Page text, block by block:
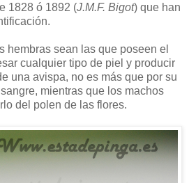
1828 ó 1892 (J.M.F. Bigot) que han
hembras sean las que poseen el
cualquier tipo de piel y producir
una avispa, no es más que por su
mientras que los machos
del polen de las flores.